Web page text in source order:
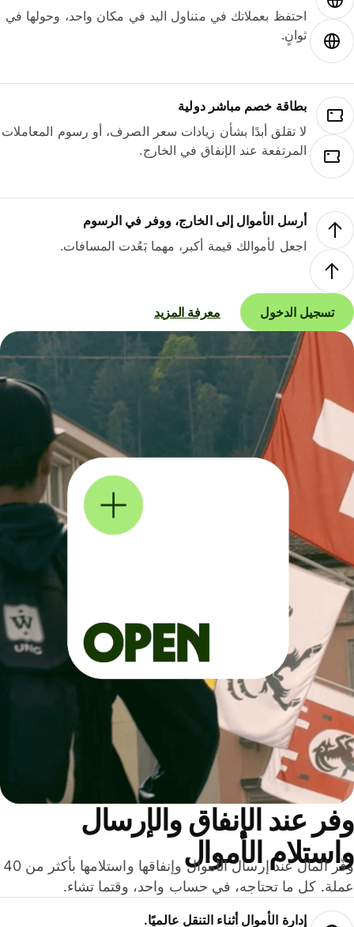
احتفظ بعملاتك في متناول اليد في مكان واحد، وحولها في
ثوانٍ.
بطاقة خصم مباشر دولية
لا تقلق أبدًا بشأن زيادات سعر الصرف، أو رسوم المعاملات
المرتفعة عند الإنفاق في الخارج.
أرسل الأموال إلى الخارج، ووفر في الرسوم
اجعل لأموالك قيمة أكبر، مهما بَعُدت المسافات.
تسجيل الدخول معرفة المزيد
عند الإنفاق والإرسال
الأموال
وفّر المال عند إرسال الأموال وإنفاقها واستلامها بأكثر من 40
كل ما تحتاجه، في حساب واحد، وقتما تشاء.
إدارة الأموال أثناء التنقل عالميًا.